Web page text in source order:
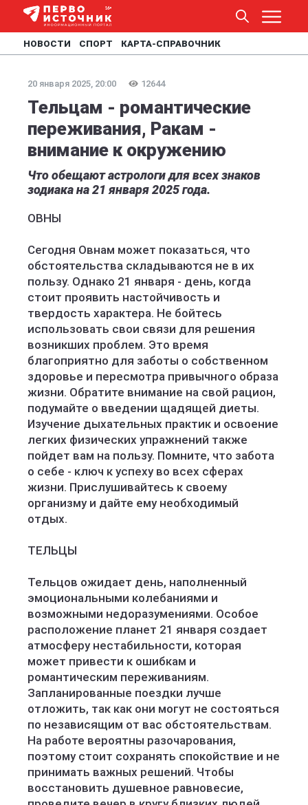
НОВОСТИ СПОРТ КАРТА-СПРАВОЧНИК
20 января 2025, 20:00 12644
Тельцам - романтические
переживания, Ракам -
внимание к окружению
Что обещают астрологи для всех знаков
зодиака на 21 января 2025 года.
ОВНЫ
Сегодня Овнам может показаться, что
обстоятельства складываются не в их
пользу. Однако 21 января - день, когда
стоит проявить настойчивость и
твердость характера. Не бойтесь
использовать свои связи для решения
возникших проблем. Это время
благоприятно для заботы о собственном
здоровье и пересмотра привычного образа
жизни. Обратите внимание на свой рацион,
подумайте о введении щадящей диеты.
Изучение дыхательных практик и освоение
легких физических упражнений также
пойдет вам на пользу. Помните, что забота
о себе - ключ к успеху во всех сферах
жизни. Прислушивайтесь к своему
организму и дайте ему необходимый
отдых.
ТЕЛЬЦЫ
Тельцов ожидает день, наполненный
эмоциональными колебаниями и
возможными недоразумениями. Особое
расположение планет 21 января создает
атмосферу нестабильности, которая
может привести к ошибкам и
романтическим переживаниям.
Запланированные поездки лучше
отложить, так как они могут не состояться
по независящим от вас обстоятельствам.
На работе вероятны разочарования,
поэтому стоит сохранять спокойствие и не
принимать важных решений. Чтобы
восстановить душевное равновесие,